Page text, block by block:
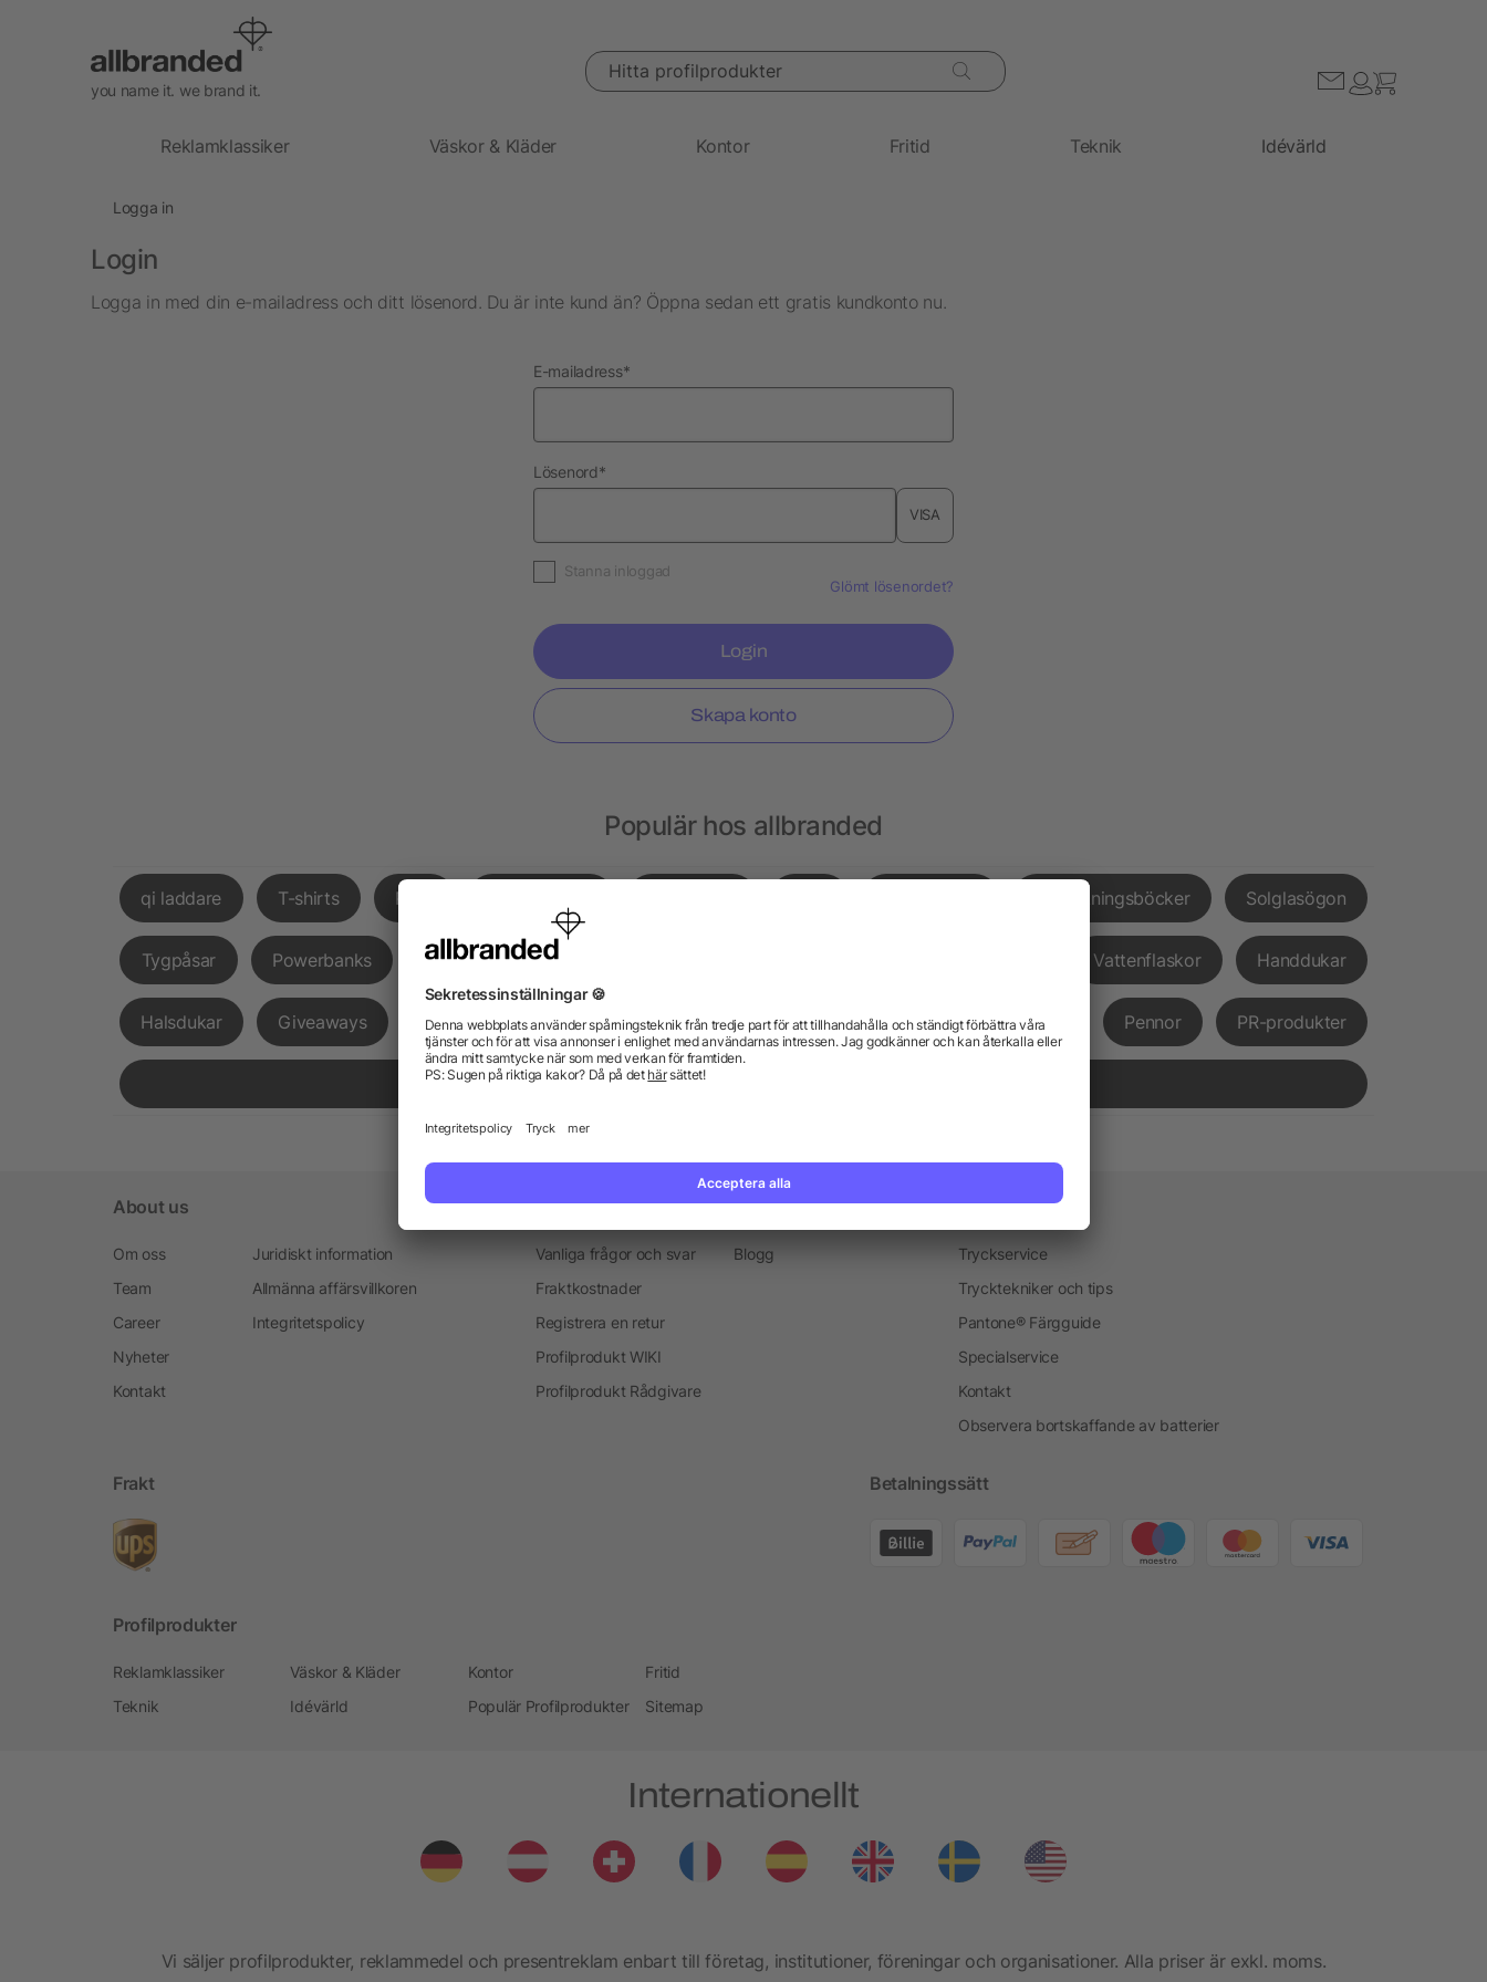
you name it. we brand it.
Hitta profilprodukter
Reklamklassiker Väskor & Kläder Kontor Fritid Teknik Idévärld
Logga in
Login
Logga in med din e-mailadress och ditt lösenord. Du är inte kund än? Öppna sedan ett gratis kundkonto nu.
E-mailadressnödvändig
*
Lösenordnödvändig
*
VISA
Stanna inloggad
Glömt lösenordet?
Login
Skapa konto
Populär hos allbranded
qi laddare T-shirts Påsk Anteckningsböcker Solglasögon
Tygpåsar Powerbanks Godispåsar Vattenflaskor Handdukar
Halsdukar Giveaways Expressleverans Marknadsföring objekt Merchandise-Säljfrämjande Pennor PR-produkter
Presenter för medarbetare
About us
Om oss
Team
Career
Nyheter
Kontakt
Juridiskt information
Allmänna affärsvillkoren
Integritetspolicy
Information
Vanliga frågor och svar
Fraktkostnader
Registrera en retur
Profilprodukt WIKI
Profilprodukt Rådgivare
Blogg
Service
Tryckservice
Trycktekniker och tips
Pantone® Färgguide
Specialservice
Kontakt
Observera bortskaffande av batterier
Frakt Betalningssätt
Profilprodukter
Reklamklassiker Väskor & Kläder Kontor
Fritid
Teknik
Idévärld Populär Profilprodukter Sitemap
Internationellt
Vi säljer profilprodukter, reklammedel och presentreklam enbart till företag, institutioner, föreningar och organisationer. Alla priser är exkl. moms.